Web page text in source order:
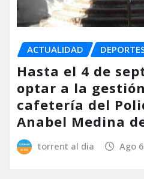
ACTUALIDAD
Hasta el 4 de
optar a la
cafetería del
Anabel Medina
torrent al dia Ago